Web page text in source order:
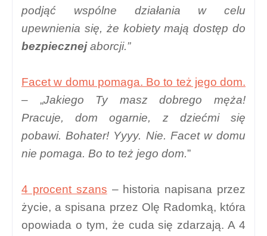
podjąć wspólne działania w celu
upewnienia się, że kobiety mają dostęp do
bezpiecznejaborcji.”
Facet w domu pomaga. Bo to też jego dom.
– „Jakiego Ty masz dobrego męża!
Pracuje, dom ogarnie, z dziećmi się
pobawi. Bohater! Yyyy. Nie. Facet w domu
nie pomaga. Bo to też jego dom.”
4 procent szans – historia napisana przez
życie, a spisana przez Olę Radomką, która
opowiada o tym, że cuda się zdarzają. A 4